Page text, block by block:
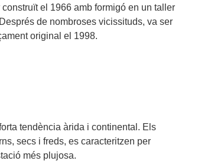
el 1966 amb formigó en un taller
de nombroses vicissituds, va ser
original el 1998.
tendència àrida i continental. Els
secs i freds, es caracteritzen per
més plujosa.